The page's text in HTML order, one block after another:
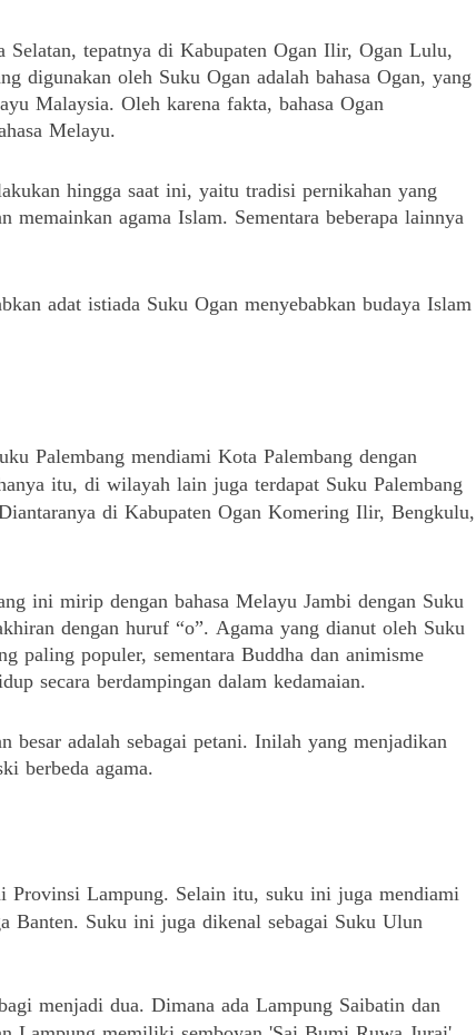
Selatan, tepatnya di Kabupaten Ogan Ilir, Ogan Lulu,
digunakan oleh Suku Ogan adalah bahasa Ogan, yang
Malaysia. Oleh karena fakta, bahasa Ogan
Melayu.
hingga saat ini, yaitu tradisi pernikahan yang
memainkan agama Islam. Sementara beberapa lainnya
adat istiada Suku Ogan menyebabkan budaya Islam
Palembang mendiami Kota Palembang dengan
itu, di wilayah lain juga terdapat Suku Palembang
di Kabupaten Ogan Komering Ilir, Bengkulu,
ini mirip dengan bahasa Melayu Jambi dengan Suku
dengan huruf “o”. Agama yang dianut oleh Suku
paling populer, sementara Buddha dan animisme
secara berdampingan dalam kedamaian.
besar adalah sebagai petani. Inilah yang menjadikan
berbeda agama.
Provinsi Lampung. Selain itu, suku ini juga mendiami
Banten. Suku ini juga dikenal sebagai Suku Ulun
menjadi dua. Dimana ada Lampung Saibatin dan